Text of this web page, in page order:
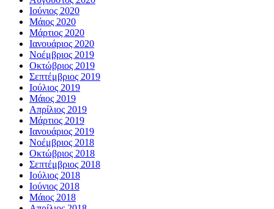
Ιούνιος 2020
Μάιος 2020
Μάρτιος 2020
Ιανουάριος 2020
Νοέμβριος 2019
Οκτώβριος 2019
Σεπτέμβριος 2019
Ιούλιος 2019
Μάιος 2019
Απρίλιος 2019
Μάρτιος 2019
Ιανουάριος 2019
Νοέμβριος 2018
Οκτώβριος 2018
Σεπτέμβριος 2018
Ιούλιος 2018
Ιούνιος 2018
Μάιος 2018